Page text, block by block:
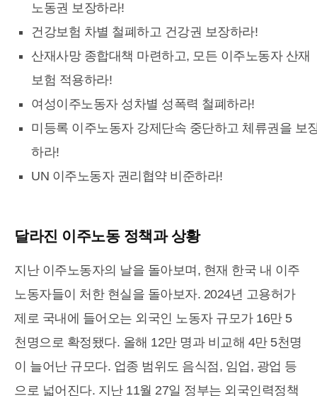
노동권 보장하라!
건강보험 차별 철폐하고 건강권 보장하라!
산재사망 종합대책 마련하고, 모든 이주노동자 산재
보험 적용하라!
여성이주노동자 성차별 성폭력 철폐하라!
미등록 이주노동자 강제단속 중단하고 체류권을 보
하라!
UN 이주노동자 권리협약 비준하라!
달라진 이주노동 정책과 상황
지난 이주노동자의 날을 돌아보며, 현재 한국 내 이주
노동자들이 처한 현실을 돌아보자. 2024년 고용허가
제로 국내에 들어오는 외국인 노동자 규모가 16만 5
천명으로 확정됐다. 올해 12만 명과 비교해 4만 5천명
이 늘어난 규모다. 업종 범위도 음식점, 임업, 광업 등
으로 넓어진다. 지난 11월 27일 정부는 외국인력정책